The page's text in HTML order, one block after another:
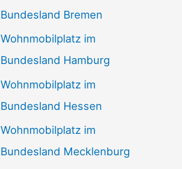
Bundesland Bremen
Wohnmobilplatz im
Bundesland Hamburg
Wohnmobilplatz im
Bundesland Hessen
Wohnmobilplatz im
Bundesland Mecklenburg